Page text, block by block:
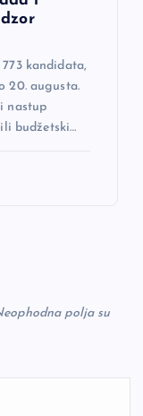
kandidata,
20. augusta.
nastup
budžetski…
polja su